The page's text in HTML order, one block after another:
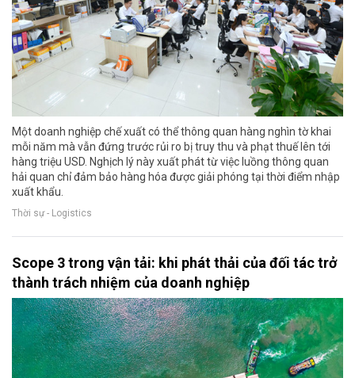
Một doanh nghiệp chế xuất có thể thông quan hàng nghìn tờ khai
mỗi năm mà vẫn đứng trước rủi ro bị truy thu và phạt thuế lên tới
hàng triệu USD. Nghịch lý này xuất phát từ việc luồng thông quan
hải quan chỉ đảm bảo hàng hóa được giải phóng tại thời điểm nhập
xuất khẩu.
Thời sự - Logistics
Scope 3 trong vận tải: khi phát thải của đối tác trở
thành trách nhiệm của doanh nghiệp